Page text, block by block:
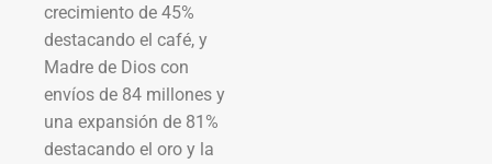
crecimiento de 45%
destacando el café, y
Madre de Dios con
envíos de 84 millones y
una expansión de 81%
destacando el oro y la